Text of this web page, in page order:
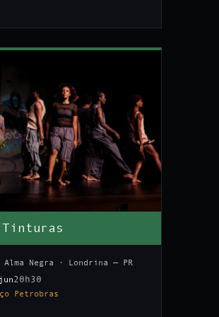
Tinturas
Alma Negra · Londrina — PR
20h30
Petrobras